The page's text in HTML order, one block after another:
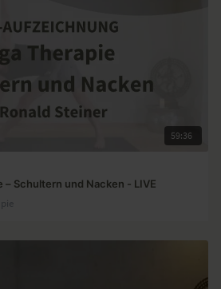
59:36
Schultern und Nacken - LIVE